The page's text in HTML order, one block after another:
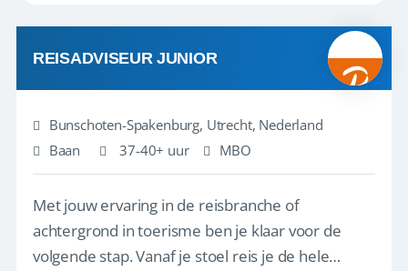
REISADVISEUR JUNIOR
Bunschoten-Spakenburg, Utrecht, Nederland
Baan
37-40+ uur MBO
Met jouw ervaring in de reisbranche of
achtergrond in toerisme ben je klaar voor de
volgende stap. Vanaf je stoel reis je de hele